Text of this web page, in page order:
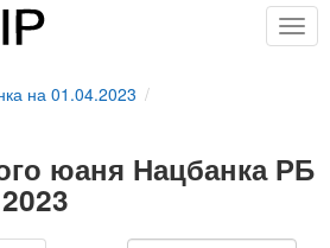
на 01.04.2023
юаня Нацбанка РБ